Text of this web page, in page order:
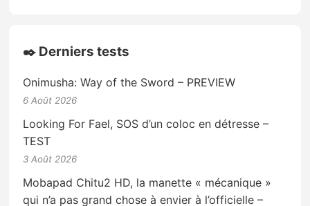
✒️ Derniers tests
Onimusha: Way of the Sword – PREVIEW
6 Août 2026
Looking For Fael, SOS d’un coloc en détresse –
TEST
3 Août 2026
Mobapad Chitu2 HD, la manette « mécanique »
qui n’a pas grand chose à envier à l’officielle –